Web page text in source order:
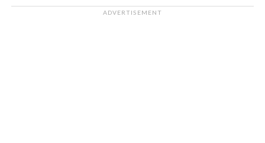
ADVERTISEMENT